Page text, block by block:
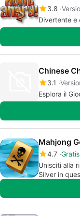
3.8
Divertente e
Chinese
3.1
Esplora il
Mahjong
4.7 Gratis
Unisciti alla
Silver in